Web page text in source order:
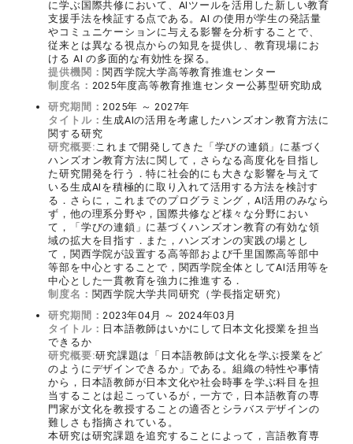
に学ぶ国際共修において、AIツールを活用した新しい教育
支援手法を検証する点である。AI の使用が学生の発話量
やコミュニケーションに与える影響を分析することで、
従来とは異なる視点からの知見を提供し、教育現場にお
ける AI の多面的な有効性を探る。
提供機関： 関西学院大学高等教育推進センター
制度名： 2025年度高等教育推進センター公募型研究助成
研究期間：2025年 ～ 2027年
タイトル：生成AIの活用を考慮したハンズオン教育方法に
関する研究
研究概要:これまで開発してきた「学びの連鎖」に基づく
ハンズオン教育方法に関して，さらなる高度化を目指し
た研究開発を行う．特に社会的にも大きな影響を与えて
いる生成AIを積極的に取り入れて活用する方法を検討す
る．さらに，これまでのプログラミング，AI活用のみなら
ず，他の理系分野や，国際共修など様々な分野におい
て，「学びの連鎖」に基づくハンズオン教育の有効な領
域の拡大を目指す．また，ハンズオンの実践の場とし
て，関西学院が設置する高等部および千里国際高等部中
等部を中心とすることで，関西学院全体としてAI活用等を
中心とした一貫教育を強力に推進する．
制度名： 関西学院大学共同研究（学長指定研究）
研究期間：2023年04月 ～ 2024年03月
タイトル： 日本語教師はいかにして日本文化授業を担当
できるか
研究概要:研究課題は「日本語教師は文化を学ぶ授業をど
のようにデザインできるか」である。組織の特性や事情
から，日本語教師が日本文化や社会時事を学ぶ科目を担
当することは起こっているが，一方で，日本語教育の専
門家が文化を教授することの適否とシラバスデザインの
難しさも指摘されている。
本研究は研究課題を追究することによって，言語教育専